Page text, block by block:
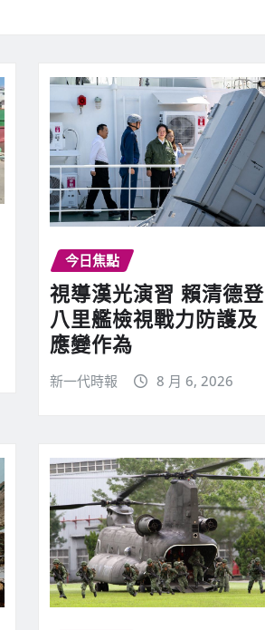
今日焦點
視導漢光演習 賴清德登
八里艦檢視戰力防護及
應變作為
新一代時報 8 月 6, 2026